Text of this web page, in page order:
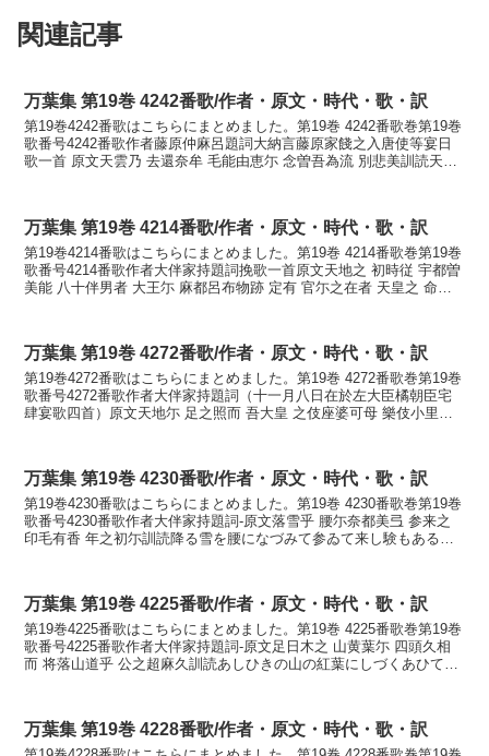
関連記事
万葉集 第19巻 4242番歌/作者・原文・時代・歌・訳
第19巻4242番歌はこちらにまとめました。第19巻 4242番歌巻第19巻
歌番号4242番歌作者藤原仲麻呂題詞大納言藤原家餞之入唐使等宴日
歌一首 原文天雲乃 去還奈牟 毛能由恵尓 念曽吾為流 別悲美訓読天雲
万葉集 第19巻 4214番歌/作者・原文・時代・歌・訳
第19巻4214番歌はこちらにまとめました。第19巻 4214番歌巻第19巻
歌番号4214番歌作者大伴家持題詞挽歌一首原文天地之 初時従 宇都曽
美能 八十伴男者 大王尓 麻都呂布物跡 定有 官尓之在者 天皇之 命恐
万葉集 第19巻 4272番歌/作者・原文・時代・歌・訳
第19巻4272番歌はこちらにまとめました。第19巻 4272番歌巻第19巻
歌番号4272番歌作者大伴家持題詞（十一月八日在於左大臣橘朝臣宅
肆宴歌四首）原文天地尓 足之照而 吾大皇 之伎座婆可母 樂伎小里訓
万葉集 第19巻 4230番歌/作者・原文・時代・歌・訳
第19巻4230番歌はこちらにまとめました。第19巻 4230番歌巻第19巻
歌番号4230番歌作者大伴家持題詞-原文落雪乎 腰尓奈都美弖 参来之
印毛有香 年之初尓訓読降る雪を腰になづみて参ゐて来し験もあるか
万葉集 第19巻 4225番歌/作者・原文・時代・歌・訳
第19巻4225番歌はこちらにまとめました。第19巻 4225番歌巻第19巻
歌番号4225番歌作者大伴家持題詞-原文足日木之 山黄葉尓 四頭久相
而 将落山道乎 公之超麻久訓読あしひきの山の紅葉にしづくあひて散
万葉集 第19巻 4228番歌/作者・原文・時代・歌・訳